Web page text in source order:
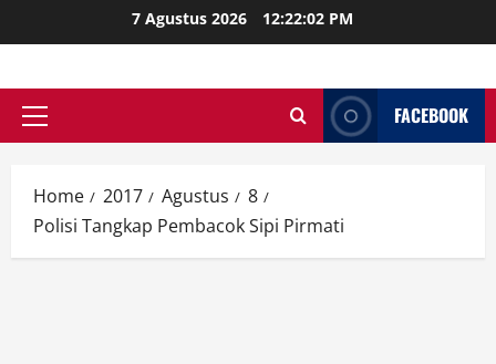
to
7 Agustus 2026 12:22:03 PM
Primary
FACEBOOK
Home 2017 Agustus
8
Polisi Tangkap Pembacok Sipi Pirmati